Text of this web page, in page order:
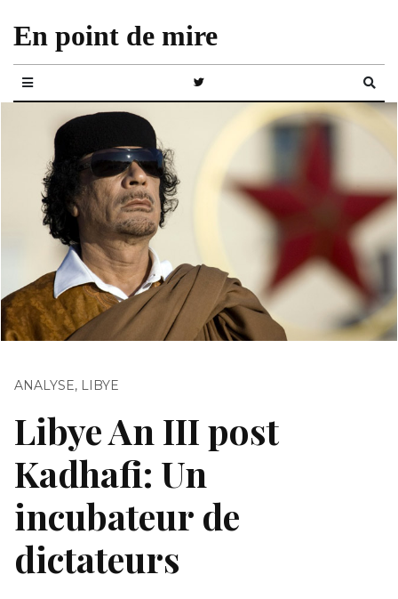
En point de mire
ANALYSE, LIBYE
Libye An III post
Kadhafi: Un
incubateur de
dictateurs